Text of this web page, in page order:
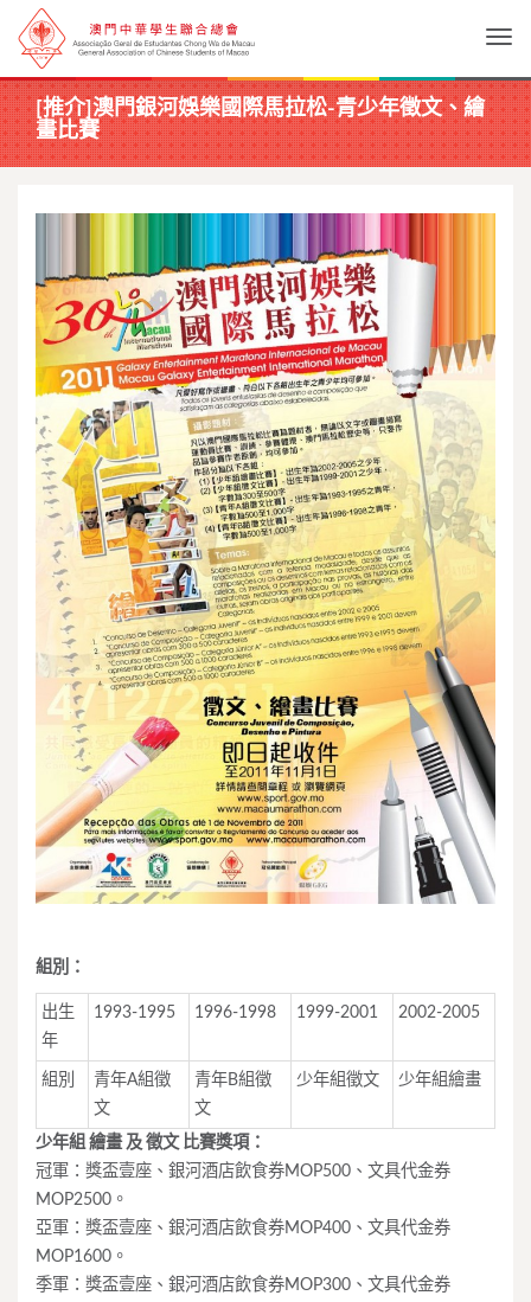
[推介]澳門銀河娛樂國際馬拉松-青少年徵文、繪
畫比賽
組別：
出生
年
1993-1995 1996-1998 1999-2001 2002-2005
組別
青年A組徵
文
青年B組徵
文
少年組徵文 少年組繪畫
少年組 繪畫 及 徵文 比賽獎項：
冠軍：獎盃壹座、銀河酒店飲食券MOP500、文具代金券
MOP2500。
亞軍：獎盃壹座、銀河酒店飲食券MOP400、文具代金券
MOP1600。
季軍：獎盃壹座、銀河酒店飲食券MOP300、文具代金券